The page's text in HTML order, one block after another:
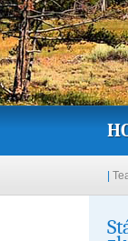
|